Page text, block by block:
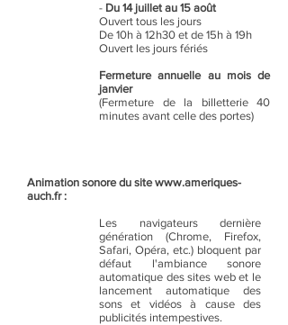
- Du 14 juillet au 15 août
Ouvert tous les jours
De 10h à 12h30 et de 15h à 19h
Ouvert les jours fériés
Fermeture annuelle au mois de
janvier
(Fermeture de la billetterie 40
minutes avant celle des portes)
Animation sonore du sitewww.ameriques-
auch.fr:
Les navigateurs dernière
génération (Chrome, Firefox,
Safari, Opéra, etc.) bloquent par
défaut l'ambiance sonore
automatique des sites web et le
lancement automatique des
sons et vidéos à cause des
publicités intempestives.